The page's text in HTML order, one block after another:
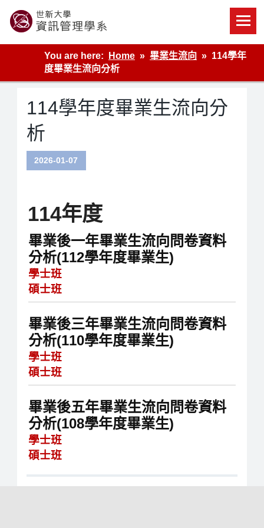
content
世新大學資管系網站
You are here:
Home 畢業生流向
114學年
度畢業生流向分析
114學年度畢業生流向分
析
2026-01-07
114年度
畢業後一年畢業生流向問卷資料
分析(112學年度畢業生)
學士班
碩士班
畢業後三年畢業生流向問卷資料
分析(110學年度畢業生)
學士班
碩士班
畢業後五年畢業生流向問卷資料
分析(108學年度畢業生)
學士班
碩士班